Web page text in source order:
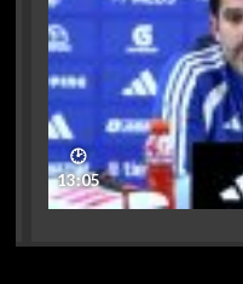
🕑
13:05